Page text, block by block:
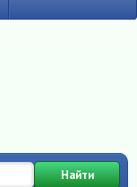
Найти